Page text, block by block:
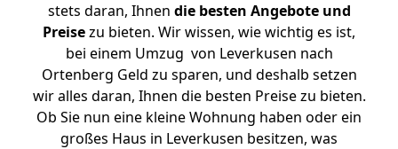
stets daran, Ihnen die besten Angebote und
Preisezu bieten. Wir wissen, wie wichtig es ist,
bei einem Umzug von Leverkusen nach
Ortenberg Geld zu sparen, und deshalb setzen
wir alles daran, Ihnen die besten Preise zu bieten.
Ob Sie nun eine kleine Wohnung haben oder ein
großes Haus in Leverkusen besitzen, was